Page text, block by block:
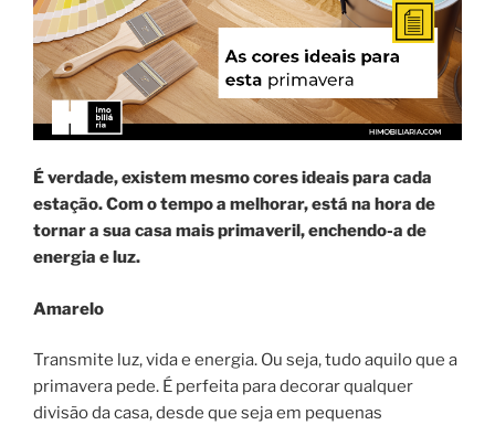
É verdade, existem mesmo cores ideais para cada
estação. Com o tempo a melhorar, está na hora de
tornar a sua casa mais primaveril, enchendo-a de
energia e luz.
Amarelo
Transmite luz, vida e energia. Ou seja, tudo aquilo que a
primavera pede. É perfeita para decorar qualquer
divisão da casa, desde que seja em pequenas